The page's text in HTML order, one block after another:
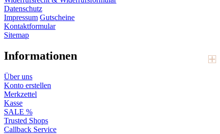
Datenschutz
Impressum Gutscheine
Kontaktformular
Sitemap
Informationen
Über uns
Konto erstellen
Merkzettel
Kasse
SALE %
Trusted Shops
Callback Service